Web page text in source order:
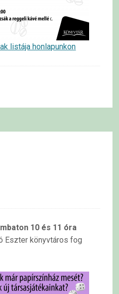
listája honlapunkon
10 és 11 óra
Eszter könyvtáros fog